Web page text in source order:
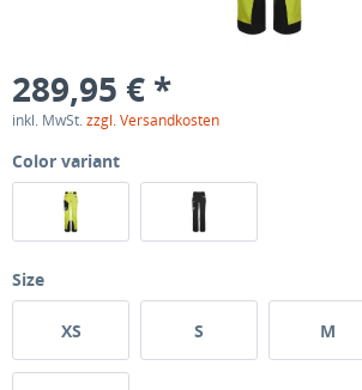
289,95 € *
inkl. MwSt.zzgl. Versandkosten
Color variant
Size
XS S M